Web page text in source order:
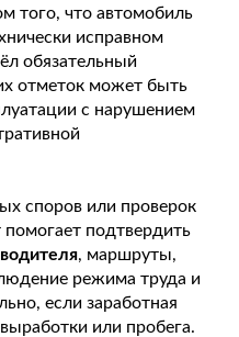
того, что автомобиль
исправном
обязательный
отметок может быть
с нарушением
споров или проверок
помогает подтвердить
, маршруты,
режима труда и
если заработная
или пробега.